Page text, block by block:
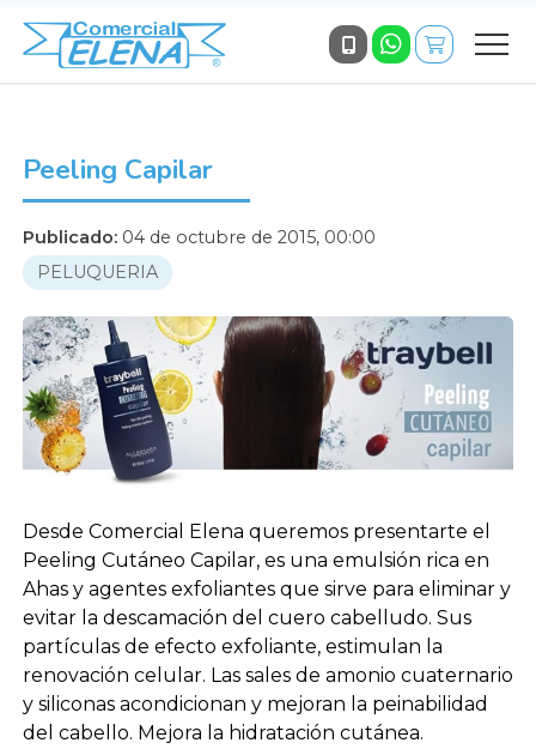
Peeling Capilar
Publicado: 04 de octubre de 2015, 00:00
PELUQUERIA
Desde Comercial Elena queremos presentarte el
Peeling Cutáneo Capilar, es una emulsión rica en
Ahas y agentes exfoliantes que sirve para eliminar y
evitar la descamación del cuero cabelludo. Sus
partículas de efecto exfoliante, estimulan la
renovación celular. Las sales de amonio cuaternario
y siliconas acondicionan y mejoran la peinabilidad
del cabello. Mejora la hidratación cutánea.